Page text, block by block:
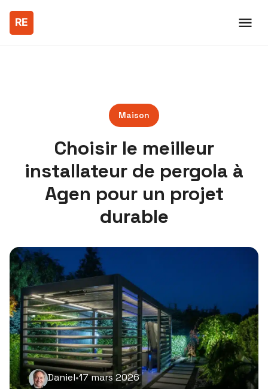
Maison
Choisir le meilleur
installateur de pergola à
Agen pour un projet
durable
Daniel•17 mars 2026